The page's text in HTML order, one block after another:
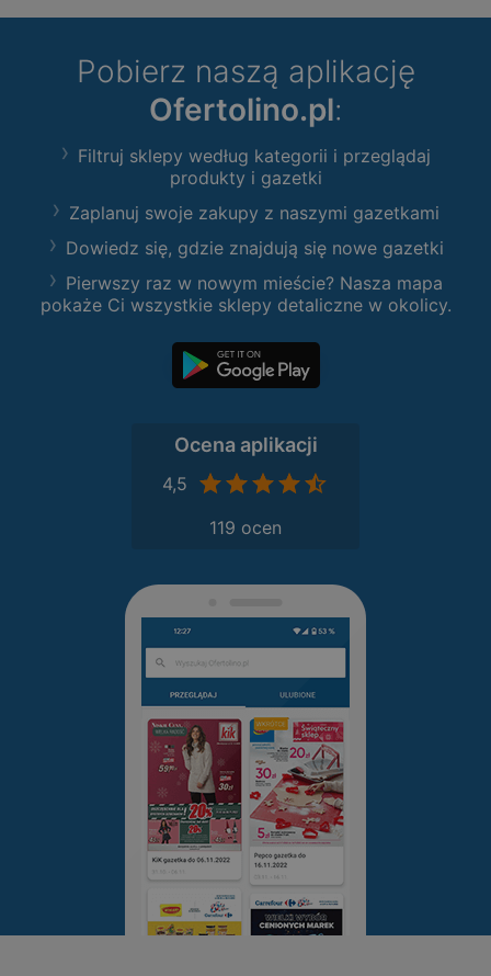
Pobierz naszą aplikację
Ofertolino.pl:
Filtruj sklepy według kategorii i przeglądaj
produkty i gazetki
Zaplanuj swoje zakupy z naszymi gazetkami
Dowiedz się, gdzie znajdują się nowe gazetki
Pierwszy raz w nowym mieście? Nasza mapa
pokaże Ci wszystkie sklepy detaliczne w okolicy.
Ocena aplikacji
4,5
119 ocen